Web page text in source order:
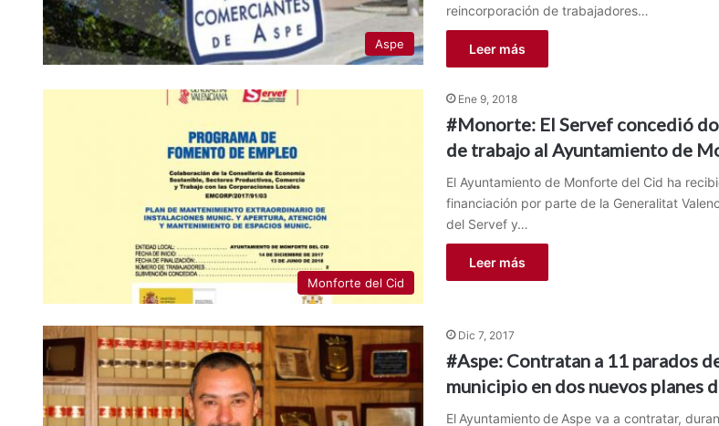
Aspe
reincorporación de trabajadores…
Leer más
Monforte del Cid
Ene 9, 2018
#Monorte: El Servef concedió
de trabajo al Ayuntamiento de
El Ayuntamiento de Monforte del Cid ha
financiación por parte de la Generalitat
del Servef y…
Leer más
Dic 7, 2017
#Aspe: Contratan a 11 parados
municipio en dos nuevos planes
El Ayuntamiento de Aspe va a contratar,